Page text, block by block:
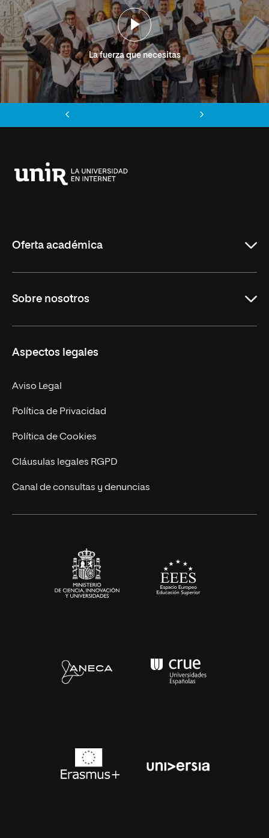
La fuerza que necesitas
Oferta académica
Másteres Oficiales
Doctorados
Experto Universitario
Postgrados
Cursos Universitarios
Sobre nosotros
Facultades
Nuestro Equipo
Trabaja en UNIR
Actualidad
UNIR Revista
Eventos
Aspectos legales
Aviso Legal
Política de Privacidad
Política de Cookies
Cláusulas legales RGPD
Canal de consultas y denuncias